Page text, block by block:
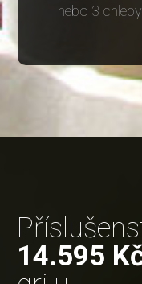
nebo 3 chleby
14.595